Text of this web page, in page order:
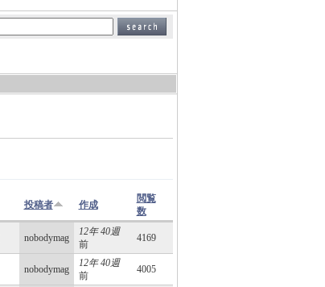
投稿者 作成
閲覧
数
nobodymag
12年 40週
前
4169
nobodymag
12年 40週
前
4005